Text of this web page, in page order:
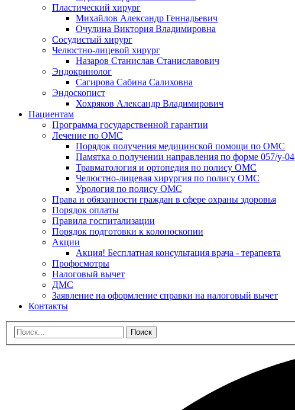
Пластический хирург
Михайлов Александр Геннадьевич
Очулина Виктория Владимировна
Сосудистый хирург
Челюстно-лицевой хирург
Назаров Станислав Станиславович
Эндокринолог
Сагирова Сабина Салиховна
Эндоскопист
Хохряков Александр Владимирович
Пациентам
Программа государственной гарантии
Лечение по ОМС
Порядок получения медицинской помощи по ОМС
Памятка о получении направления по форме 057/у-04
Травматология и ортопедия по полису ОМС
Челюстно-лицевая хирургия по полису ОМС
Урология по полису ОМС
Права и обязанности граждан в сфере охраны здоровья
Порядок оплаты
Правила госпитализации
Порядок подготовки к колоноскопии
Акции
Акция! Бесплатная консультация врача - терапевта
Профосмотры
Налоговый вычет
ДМС
Заявление на оформление справки на налоговый вычет
Контакты